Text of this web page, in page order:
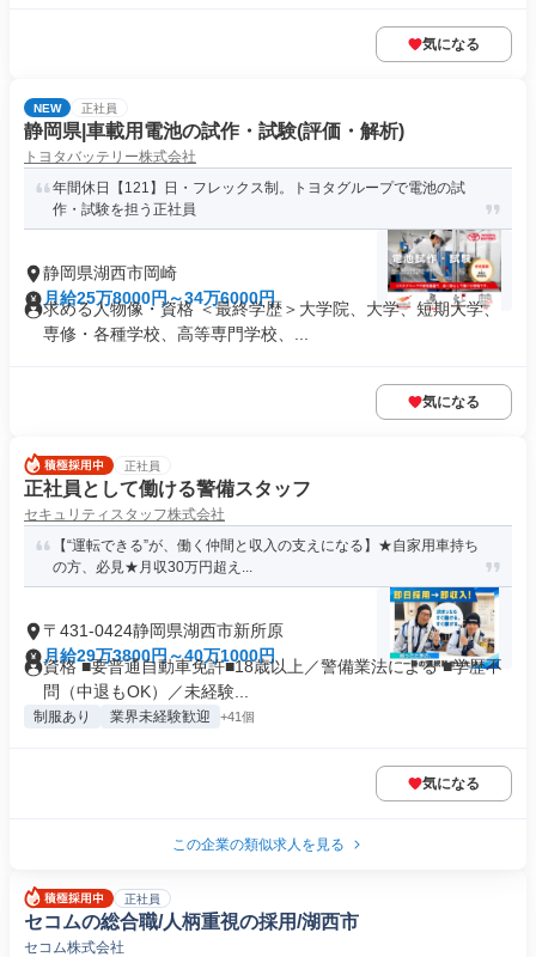
気になる
NEW 正社員
静岡県|車載用電池の試作・試験(評価・解析)
トヨタバッテリー株式会社
年間休日【121】日・フレックス制。トヨタグループで電池の試
作・試験を担う正社員
静岡県湖西市岡崎
月給25万8000円～34万6000円
求める人物像・資格 ＜最終学歴＞大学院、大学、短期大学、
専修・各種学校、高等専門学校、...
気になる
正社員
正社員として働ける警備スタッフ
セキュリティスタッフ株式会社
【“運転できる”が、働く仲間と収入の支えになる】★自家用車持ち
の方、必見★月収30万円超え...
〒431-0424静岡県湖西市新所原
月給29万3800円～40万1000円
資格 ■要普通自動車免許■18歳以上／警備業法による ■学歴不
問（中退もOK）／未経験...
制服あり 業界未経験歓迎 +41個
気になる
この企業の類似求人を見る
正社員
セコムの総合職/人柄重視の採用/湖西市
セコム株式会社